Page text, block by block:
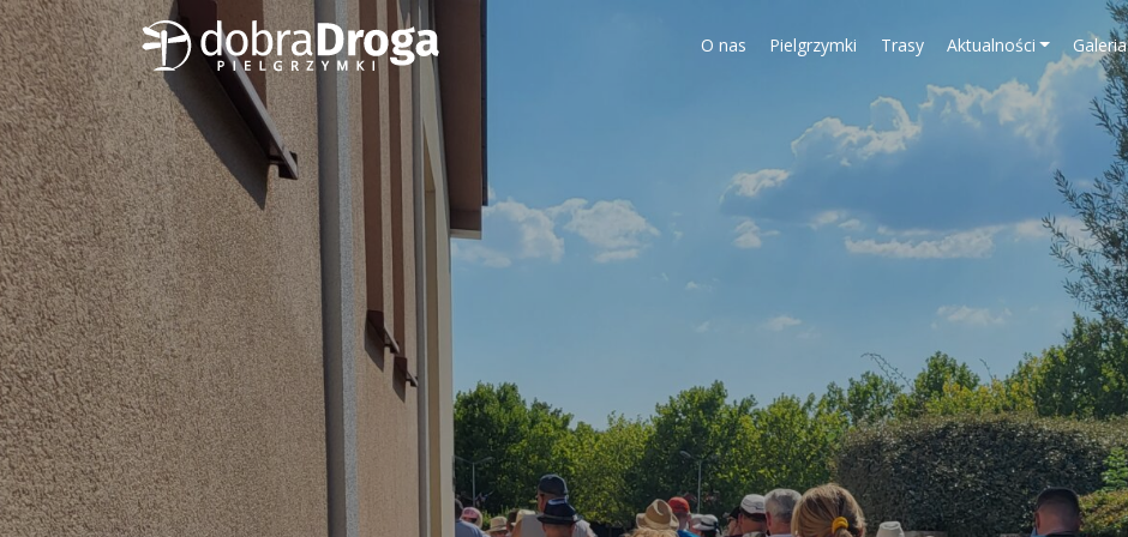
O nas Pielgrzymki Trasy Aktualności Galeria